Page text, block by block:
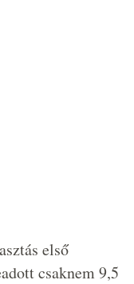
első
csaknem 9,5